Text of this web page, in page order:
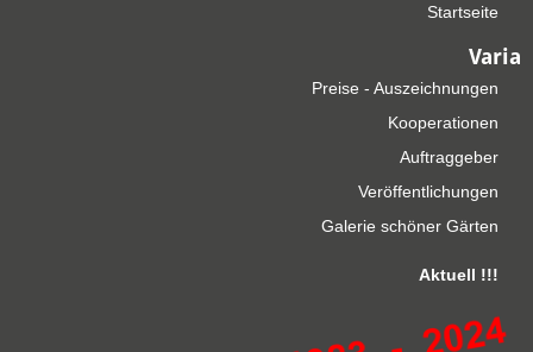
Startseite
Varia
Preise - Auszeichnungen
Kooperationen
Auftraggeber
Veröffentlichungen
Galerie schöner Gärten
Aktuell !!!